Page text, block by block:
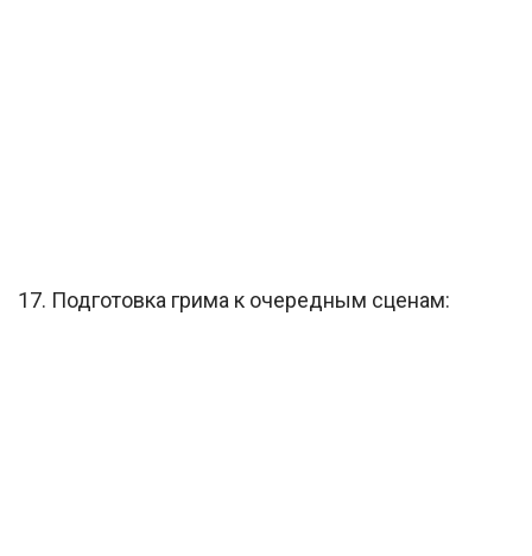
17. Подготовка грима к очередным сценам: